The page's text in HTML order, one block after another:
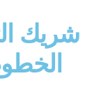
شريك